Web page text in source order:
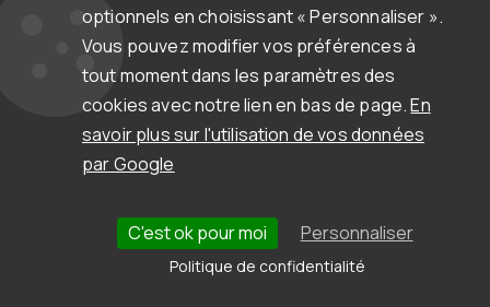
Qui sommes-nous ?
Le groupe Divalto
Jobs & opportunités
Nos engagements RSE
optionnels en choisissant « Personnaliser ».
Vous pouvez modifier vos préférences à
tout moment dans les paramètres des
cookies avec notre lien en bas de page.En
savoir plus sur l'utilisation de vos données
par Google
C'est ok pour moi Personnaliser
Politique de confidentialité